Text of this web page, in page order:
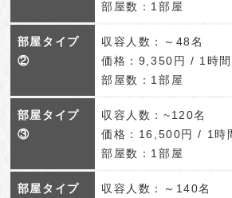
部屋数：1部屋
部屋タイプ
②
収容人数：～48名
価格：9,350円 / 1時間
部屋数：1部屋
部屋タイプ
③
収容人数：~120名
価格：16,500円 / 1時
部屋数：1部屋
部屋タイプ
収容人数：～140名